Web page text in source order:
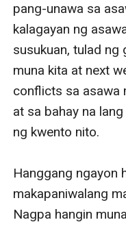
pang-unawa sa
kalagayan ng
susukuan, tulad ng
muna kita at next
conflicts sa asawa
at sa bahay na
ng kwento nito.
Hanggang ngayon
makapaniwalang
Nagpa hangin